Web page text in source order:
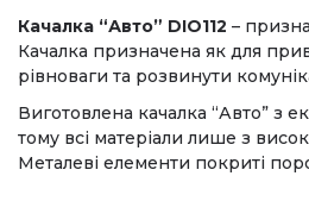
Качалка “Авто” DIO112 –
Качалка призначена як для
рівноваги та розвинути
Виготовлена ​​качалка “Авто” з
тому всі матеріали лише з
Металеві елементи покриті